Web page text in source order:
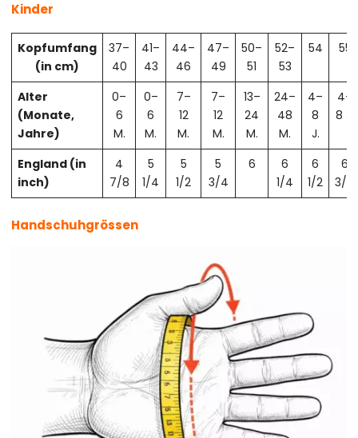
Kinder
Kopfumfang
(in cm)
37–
40
41–
43
44–
46
47–
49
50–
51
52–
53
54 55
Alter
(Monate,
Jahre)
0–
6
M.
0–
6
M.
7–
12
M.
7–
12
M.
13–
24
M.
24–
48
M.
4–
8
J.
4–
8 J.
England (in
inch)
4
7/8
5
1/4
5
1/2
5
3/4
6
6
1/4
6
1/2
6
3/4
Handschuhgrössen